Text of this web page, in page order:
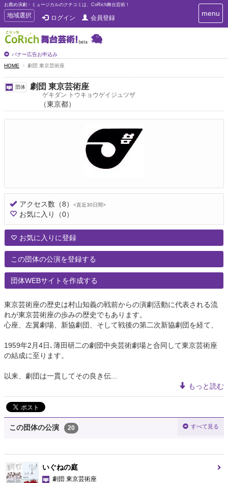
お薦め演劇・ミュージカルのクチコミは、CoRich舞台芸術！
T
o
g
g
e
n
a
v
i
a
t
地域選択 ログイン 会員登録
バナー広告お申込み
T
o
menu
HOME 劇団 東京芸術座
団体 劇団 東京芸術座
ゲキダン トウキョウゲイジュツザ
（東京都）
アクセス数 （8） <直近30日間>
お気に入り （0）
お気に入りに登録
この団体の公演を登録する
団体WEBサイトを作成する
東京芸術座の歴史は村山知義の戦前からの演劇活動に代表される流
れが東京芸術座の歩みの歴史でもあります。
心座、左翼劇場、新協劇団、そして戦後の第二次新協劇団を経て、
1959年2月4日､薄田研二の劇団中央芸術劇場と合同して東京芸術座
の結成に至ります。
以来、劇団は一貫してその良き伝...
もっと読む
この団体の公演 20 すべて見る
いぐねの庭
劇団 東京芸術座